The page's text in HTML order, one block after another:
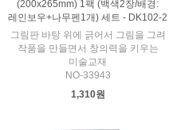
(200x265mm) 1팩 (백색2장/배경:
레인보우+나무펜1개) 세트 - DK102-2
그림판 바탕 위에 긁어서 그림을 그려
작품을 만들면서 창의력을 키우는
미술교재
NO-33943
1,310원